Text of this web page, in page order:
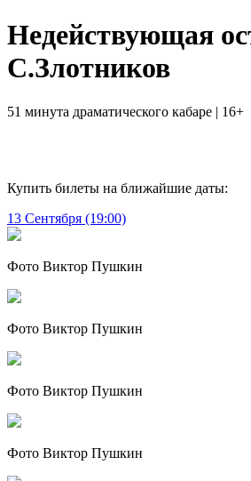
Недействующая
С.Злотников
51 минута драматического кабаре | 16+
Купить билеты на ближайшие даты:
13 Сентября (19:00)
Фото Виктор Пушкин
Фото Виктор Пушкин
Фото Виктор Пушкин
Фото Виктор Пушкин